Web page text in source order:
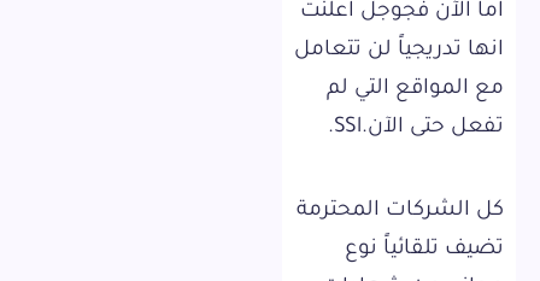
اما الآن فجوجل اعلنت
انها تدريجياً لن تتعامل
مع المواقع التي لم
تفعل حتى الآن.SSl.
كل الشركات المحترمة
تضيف تلقائياً نوع